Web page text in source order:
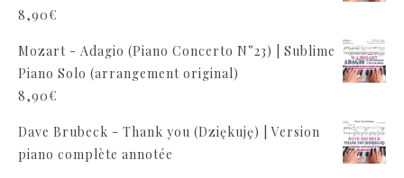
8,90€
Mozart - Adagio (Piano Concerto N°23) | Sublime
Piano Solo (arrangement original)
8,90€
Dave Brubeck - Thank you (Dziękuję) | Version
piano complète annotée